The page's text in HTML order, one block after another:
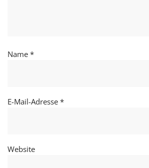
Name *
E-Mail-Adresse *
Website